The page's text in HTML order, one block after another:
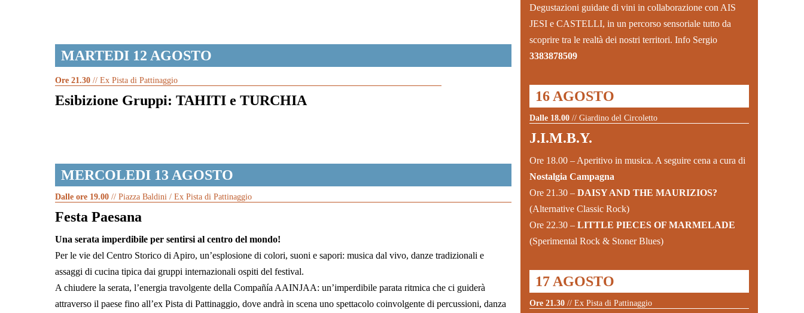
MARTEDI 12 AGOSTO
Ore 21.30 // Ex Pista di Pattinaggio
Esibizione Gruppi: TAHITI e TURCHIA
MERCOLEDI 13 AGOSTO
Dalle ore 19.00 // Piazza Baldini / Ex Pista di Pattinaggio
Festa Paesana
Una serata imperdibile per sentirsi al centro del mondo!
Per le vie del Centro Storico di Apiro, un’esplosione di colori, suoni e sapori: musica dal vivo, danze tradizionali e
assaggi di cucina tipica dai gruppi internazionali ospiti del festival.
A chiudere la serata, l’energia travolgente della Compañía AAINJAA: un’imperdibile parata ritmica che ci guiderà
attraverso il paese fino all’ex Pista di Pattinaggio, dove andrà in scena uno spettacolo coinvolgente di percussioni, danza
Degustazioni guidate di vini in collaborazione con AIS
JESI e CASTELLI, in un percorso sensoriale tutto da
scoprire tra le realtà dei nostri territori. Info Sergio
3383878509
16 AGOSTO
Dalle 18.00 // Giardino del Circoletto
J.I.M.B.Y.
Ore 18.00 – Aperitivo in musica. A seguire cena a cura di
Nostalgia Campagna
Ore 21.30 –DAISY AND THE MAURIZIOS?
(Alternative Classic Rock)
Ore 22.30 –LITTLE PIECES OF MARMELADE
(Sperimental Rock & Stoner Blues)
17 AGOSTO
Ore 21.30 // Ex Pista di Pattinaggio